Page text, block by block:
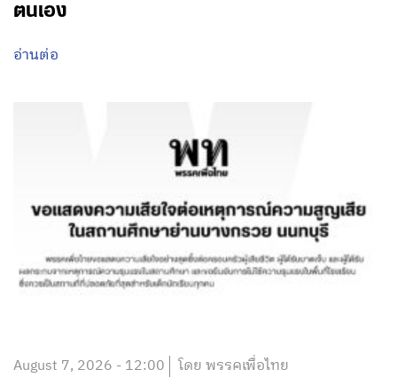
ตนเอง
อ่านต่อ
August 7, 2026 - 12:00 โดย พรรคเพื่อไทย